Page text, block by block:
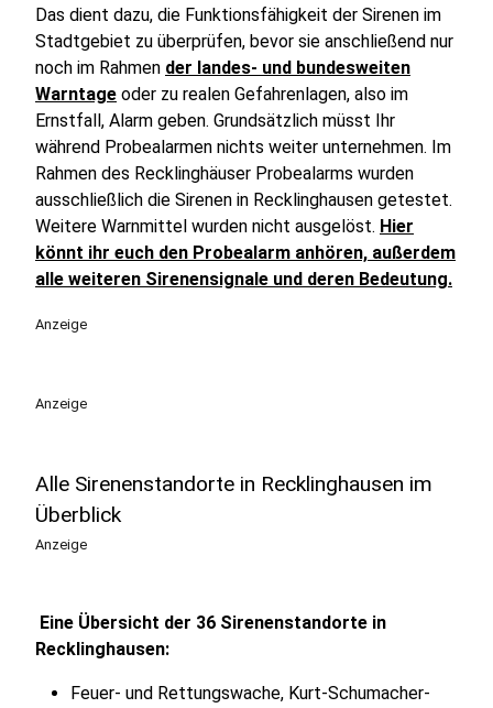
Das dient dazu, die Funktionsfähigkeit der Sirenen im
Stadtgebiet zu überprüfen, bevor sie anschließend nur
noch im Rahmen der landes- und bundesweiten
Warntage oder zu realen Gefahrenlagen, also im
Ernstfall, Alarm geben. Grundsätzlich müsst Ihr
während Probealarmen nichts weiter unternehmen. Im
Rahmen des Recklinghäuser Probealarms wurden
ausschließlich die Sirenen in Recklinghausen getestet.
Weitere Warnmittel wurden nicht ausgelöst. Hier
könnt ihr euch den Probealarm anhören, außerdem
alle weiteren Sirenensignale und deren Bedeutung.
Anzeige
Anzeige
Alle Sirenenstandorte in Recklinghausen im
Überblick
Anzeige
Eine Übersicht der 36 Sirenenstandorte in
Recklinghausen:
Feuer- und Rettungswache, Kurt-Schumacher-